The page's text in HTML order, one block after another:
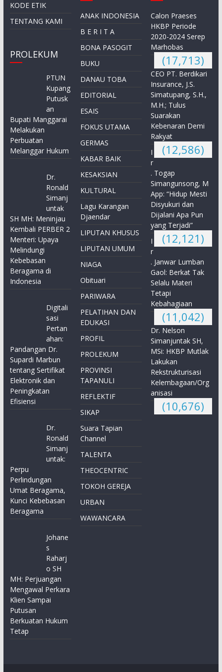
KODE ETIK
TENTANG KAMI
PROLEKUM
PTUN
Kupang
Putusk
an
Bupati Manggarai
Melakukan
Perbuatan
Melanggar Hukum
Dr.
Ronald
Simanj
untak
SH MH: Meninjau
Kembali PERBER 2
Menteri: Upaya
Melindungi
Kebebasan
Beragama di
Indonesia
Digitali
sasi
Pertan
ahan:
Pandangan Dr.
Supardi Marbun
tentang Sertifikat
Elektronik dan
Peningkatan
Efisiensi
Dr.
Ronald
Simanj
untak:
Perpu
Perlindungan
Umat Beragama,
Kunci Kebebasan
Beragama
Johane
s
Raharj
o SH
MH: Perjuangan
Mengawal Perkara
Klien Sampai
Putusan
Berkuatan Hukum
Tetap
ANAK INDONESIA
B E R I T A
BONA PASOGIT
BUKU
DANAU TOBA
EDITORIAL
ESAIS
FOKUS UTAMA
GERMAS
KABAR BAIK
KESAKSIAN
KULTURAL
Lagu Karangan
Djaendar
LIPUTAN KHUSUS
LIPUTAN UMUM
NIAGA
Obituari
PARIWARA
PELATIHAN DAN
EDUKASI
PROFIL
PROLEKUM
PROVINSI
TAPANULI
REFLEKTIF
SIKAP
Suara Tapian
Channel
TALENTA
THEOCENTRIC
TOKOH GEREJA
URBAN
WAWANCARA
Calon Praeses
HKBP Periode
2020-2024 Serep
Marhobas
(17,713)
CEO PT. Berdikari
Insurance, J.S.
Simatupang, S.H.,
M.H.; Tulus
Suarakan
Kebenaran Demi
Rakyat
(12,586)
I
r
. Togap
Simangunsong, M
App: “Hidup Mesti
Disyukuri dan
Dijalani Apa Pun
yang Terjadi”
(12,121)
I
r
. Janwar Lumban
Gaol: Berkat Tak
Selalu Materi
Tetapi
Kebahagiaan
(11,042)
Dr. Nelson
Simanjuntak SH,
MSi: HKBP Mutlak
Lakukan
Rekstrukturisasi
Kelembagaan/Org
anisasi
(10,676)